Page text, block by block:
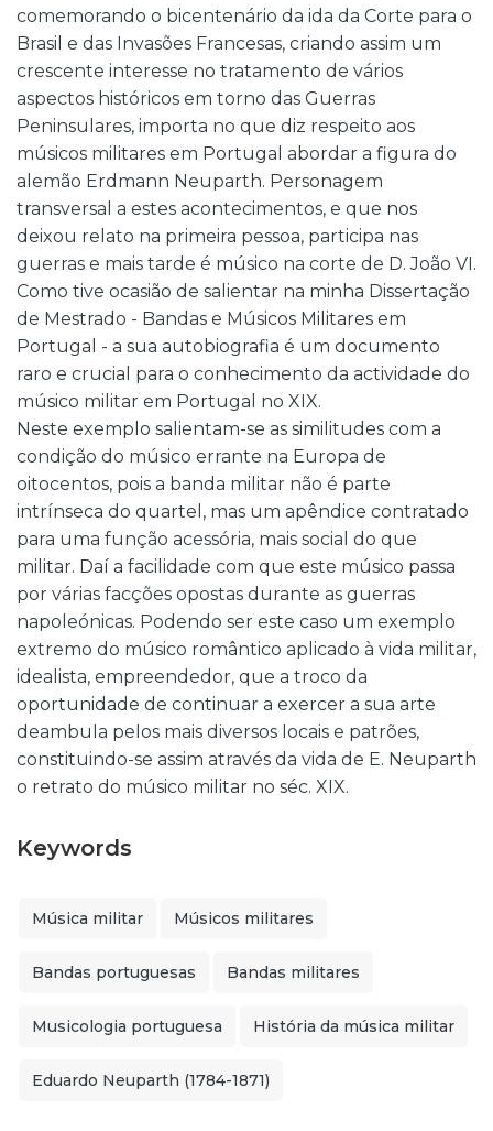
comemorando o bicentenário da ida da Corte para o
Brasil e das Invasões Francesas, criando assim um
crescente interesse no tratamento de vários
aspectos históricos em torno das Guerras
Peninsulares, importa no que diz respeito aos
músicos militares em Portugal abordar a figura do
alemão Erdmann Neuparth. Personagem
transversal a estes acontecimentos, e que nos
deixou relato na primeira pessoa, participa nas
guerras e mais tarde é músico na corte de D. João VI.
Como tive ocasião de salientar na minha Dissertação
de Mestrado - Bandas e Músicos Militares em
Portugal - a sua autobiografia é um documento
raro e crucial para o conhecimento da actividade do
músico militar em Portugal no XIX.
Neste exemplo salientam-se as similitudes com a
condição do músico errante na Europa de
oitocentos, pois a banda militar não é parte
intrínseca do quartel, mas um apêndice contratado
para uma função acessória, mais social do que
militar. Daí a facilidade com que este músico passa
por várias facções opostas durante as guerras
napoleónicas. Podendo ser este caso um exemplo
extremo do músico romântico aplicado à vida militar,
idealista, empreendedor, que a troco da
oportunidade de continuar a exercer a sua arte
deambula pelos mais diversos locais e patrões,
constituindo-se assim através da vida de E. Neuparth
o retrato do músico militar no séc. XIX.
Keywords
Música militar Músicos militares
Bandas portuguesas Bandas militares
Musicologia portuguesa História da música militar
Eduardo Neuparth (1784-1871)